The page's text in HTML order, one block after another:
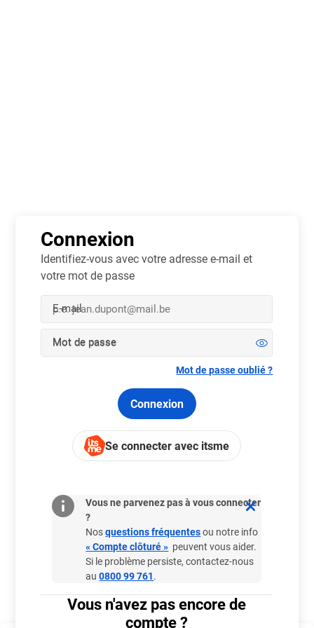
Besoin d'aide ?
Vie privée et sécurité
Où et comment jouer
Connexion
Identifiez-vous avec votre adresse e-mail et
votre mot de passe
E-mail
Mot de passe
Mot de passe oublié ?
Connexion
Se connecter avec itsme
Vous ne parvenez pas à vous connecter
?
Nosquestions fréquentesou notre info
« Compte clôturé » peuvent vous aider.
Si le problème persiste, contactez-nous
au0800 99 761.
Vous n'avez pas encore de
compte ?